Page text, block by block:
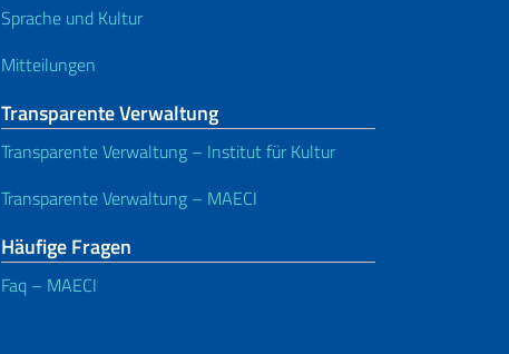
Sprache und Kultur
Mitteilungen
Transparente Verwaltung
Transparente Verwaltung – Institut für Kultur
Transparente Verwaltung – MAECI
Häufige Fragen
Faq – MAECI